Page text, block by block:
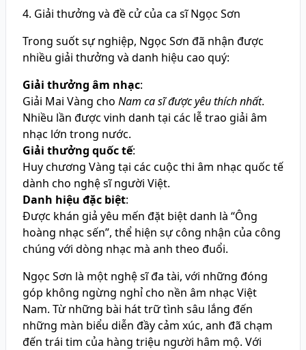
4. Giải thưởng và đề cử của ca sĩ Ngọc Sơn
Trong suốt sự nghiệp, Ngọc Sơn đã nhận được
nhiều giải thưởng và danh hiệu cao quý:
Giải thưởng âm nhạc:
Giải Mai Vàng cho Nam ca sĩ được yêu thích nhất.
Nhiều lần được vinh danh tại các lễ trao giải âm
nhạc lớn trong nước.
Giải thưởng quốc tế:
Huy chương Vàng tại các cuộc thi âm nhạc quốc tế
dành cho nghệ sĩ người Việt.
Danh hiệu đặc biệt:
Được khán giả yêu mến đặt biệt danh là “Ông
hoàng nhạc sến”, thể hiện sự công nhận của công
chúng với dòng nhạc mà anh theo đuổi.
Ngọc Sơn là một nghệ sĩ đa tài, với những đóng
góp không ngừng nghỉ cho nền âm nhạc Việt
Nam. Từ những bài hát trữ tình sâu lắng đến
những màn biểu diễn đầy cảm xúc, anh đã chạm
đến trái tim của hàng triệu người hâm mộ. Với